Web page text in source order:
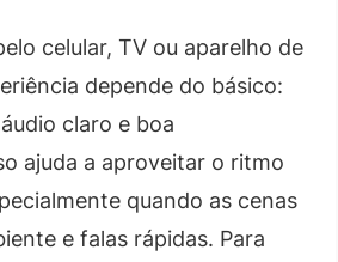
celular, TV ou aparelho de
depende do básico:
claro e boa
ajuda a aproveitar o ritmo
quando as cenas
e falas rápidas. Para